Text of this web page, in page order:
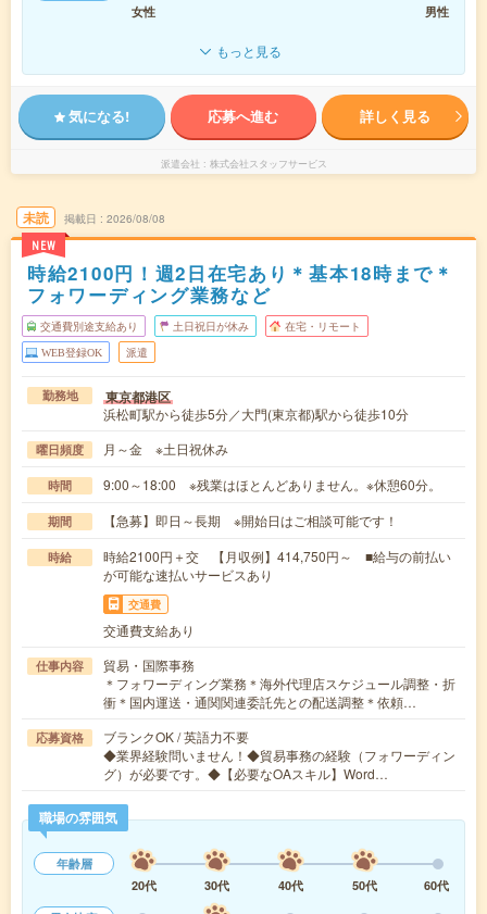
女性
男性
もっと見る
気になる! 応募へ進む 詳しく見る
派遣会社 株式会社スタッフサービス
未読
NEW
掲載日 2026/08/08
時給2100円！週2日在宅あり＊基本18時まで＊
フォワーディング業務など
交通費別途支給あり 土日祝日が休み 在宅・リモート
WEB登録OK 派遣
勤務地 東京都港区
浜松町駅から徒歩5分／大門(東京都)駅から徒歩10分
曜日頻度 月～金 ※土日祝休み
時間 9:00～18:00 ※残業はほとんどありません。※休憩60分。
期間 【急募】即日～長期 ※開始日はご相談可能です！
時給
時給2100円＋交 【月収例】414,750円～ ■給与の前払い
が可能な速払いサービスあり
交通費
交通費支給あり
仕事内容
貿易・国際事務
＊フォワーディング業務＊海外代理店スケジュール調整・折
衝＊国内運送・通関関連委託先との配送調整＊依頼…
応募資格
ブランクOK / 英語力不要
◆業界経験問いません！◆貿易事務の経験（フォワーディン
グ）が必要です。◆【必要なOAスキル】Word…
職場の雰囲気
年齢層
20代
30代 40代 50代
60代